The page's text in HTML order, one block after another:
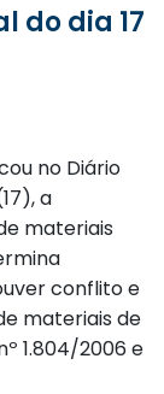
no Diário
a
materiais
conflito e
materiais de
1.804/2006 e